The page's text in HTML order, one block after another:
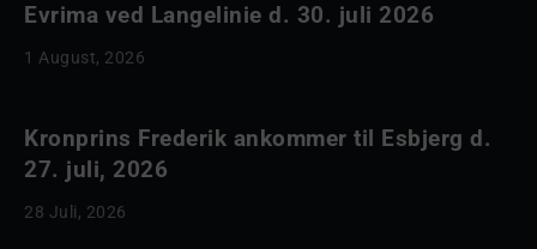
Evrima ved Langelinie d. 30. juli 2026
1 August, 2026
Kronprins Frederik ankommer til Esbjerg d.
27. juli, 2026
28 Juli, 2026